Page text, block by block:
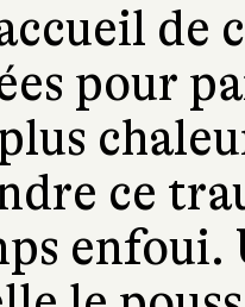
de
pour
ce
enfoui.